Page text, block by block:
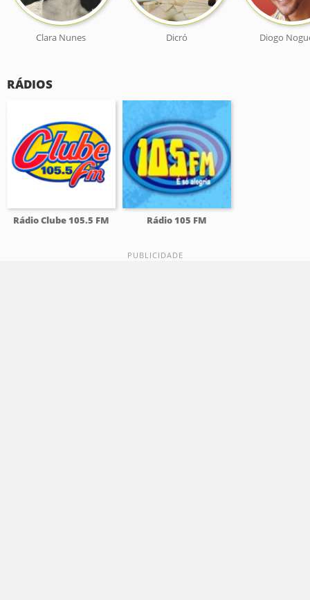
Clara Nunes Dicró Diogo
RÁDIOS
Rádio Clube 105.5 FM Rádio 105 FM